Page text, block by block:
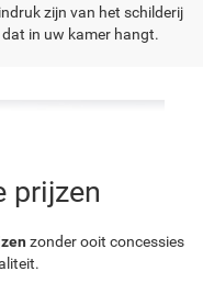
zijn van het schilderij
dat in uw kamer hangt.
prijzen
zonder ooit concessies